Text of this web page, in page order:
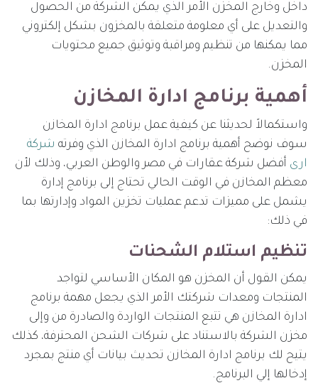
داخل وخارج المخزن الأمر الذي يمكن الشركة من الحصول
والتعديل على أي معلومة متعلقة بالمخزون بشكل إلكتروني
مما يمكنها من تنظيم ومراقبة وتوثيق جميع محتويات
المخزن.
أهمية برنامج ادارة المخازن
واستكمالاً لحديثنا عن كيفية عمل برنامج ادارة المخازن
سوف نوضح أهمية برنامج ادارة المخازن الذي وفرته شركة
ارى أفضل شركة عقارات في مصر والوطن العربي، وذلك لأن
معظم المخازن في الوقت الحالي تحتاج إلى برنامج إدارة
يشمل على مميزات تدعم عمليات تخزين المواد وإدارتها بما
في ذلك:
تنظيم استلام الشحنات
يمكن القول أن المخزن هو المكان الأساسي لتواجد
المنتجات ومعدات شركتك الأمر الذي يجعل مهمة برنامج
ادارة المخازن هي تتبع المنتجات الواردة والصادرة من وإلى
مخزن الشركة بالاستناد على شركات الشحن المحترفة، كذلك
يتيح لك برنامج ادارة المخازن تحديث بيانات أي منتج بمجرد
إدخالها إلي البرنامج.